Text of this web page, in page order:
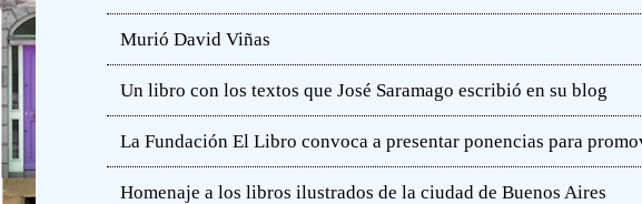
Murió David Viñas
Un libro con los textos que José Saramago escribió en su blog
La Fundación El Libro convoca a presentar ponencias para
Homenaje a los libros ilustrados de la ciudad de Buenos Aires